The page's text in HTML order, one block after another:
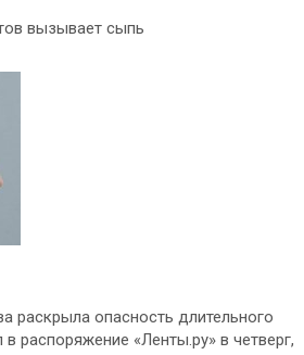
вызывает сыпь
раскрыла опасность длительного
распоряжение «Ленты.ру» в четверг,